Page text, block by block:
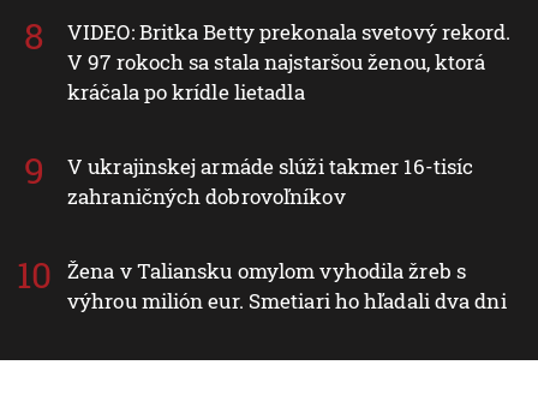
VIDEO: Britka Betty prekonala svetový rekord.
V 97 rokoch sa stala najstaršou ženou, ktorá
kráčala po krídle lietadla
V ukrajinskej armáde slúži takmer 16-tisíc
zahraničných dobrovoľníkov
Žena v Taliansku omylom vyhodila žreb s
výhrou milión eur. Smetiari ho hľadali dva dni